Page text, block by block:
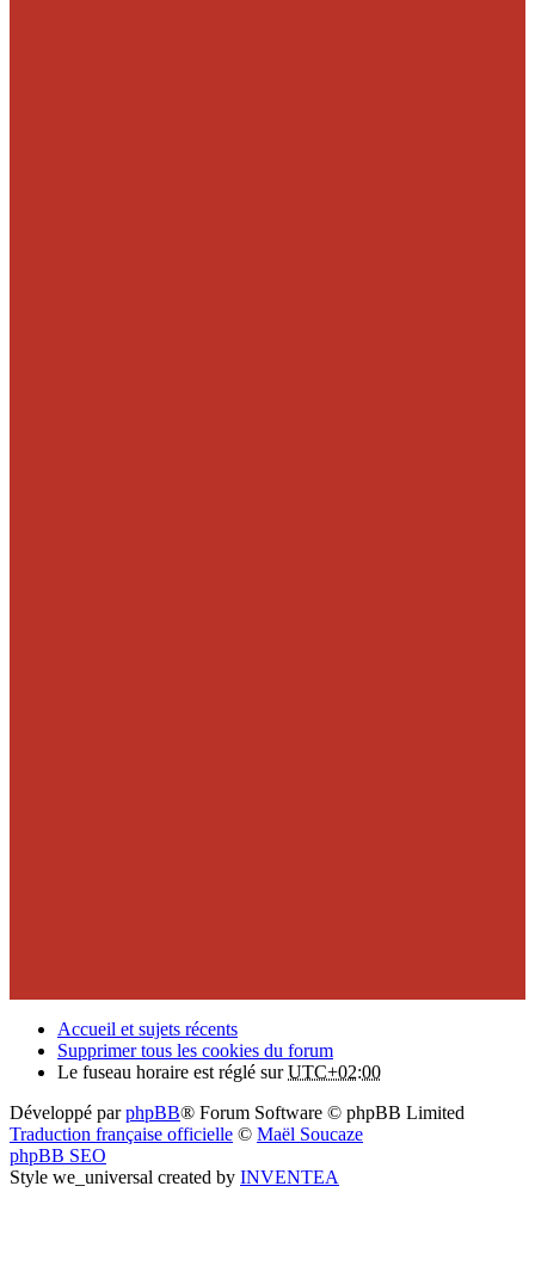
Accueil et sujets récents
Supprimer tous les cookies du forum
Le fuseau horaire est réglé surUTC+02:00
Développé parphpBB® Forum Software © phpBB Limited
Traduction française officielle © Maël Soucaze
phpBB SEO
Style we_universal created by INVENTEA